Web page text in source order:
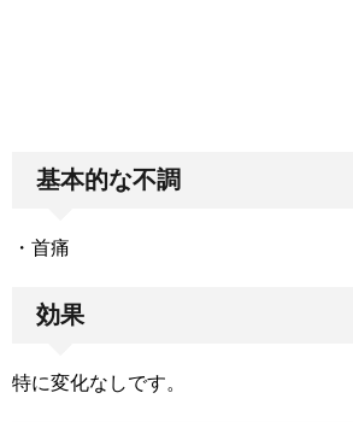
基本的な不調
・首痛
効果
特に変化なしです。